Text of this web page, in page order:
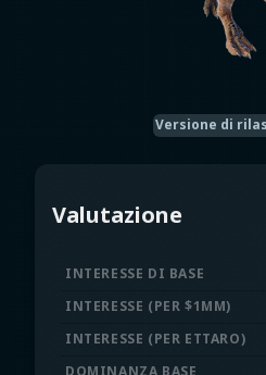
Versione di
Valutazione
INTERESSE DI BASE
INTERESSE (PER $1MM)
INTERESSE (PER ETTARO)
DOMINANZA BASE